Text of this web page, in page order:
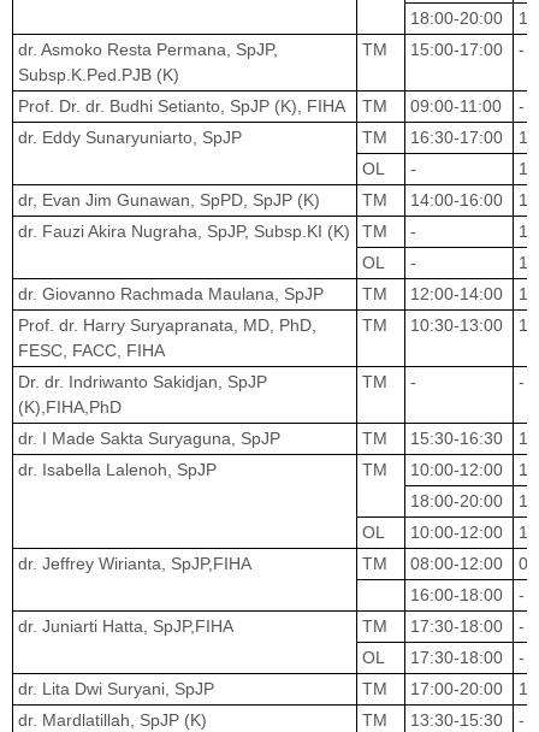
18:00-20:00
dr. Asmoko Resta Permana, SpJP,
Subsp.K.Ped.PJB (K)
TM 15:00-17:00 -
Prof. Dr. dr. Budhi Setianto, SpJP (K), FIHA TM 09:00-11:00
-
dr. Eddy Sunaryuniarto, SpJP
TM 16:30-17:00
OL
-
dr, Evan Jim Gunawan, SpPD, SpJP (K)
TM 14:00-16:00
dr. Fauzi Akira Nugraha, SpJP, Subsp.KI (K)
TM -
OL
-
dr. Giovanno Rachmada Maulana, SpJP
TM 12:00-14:00
Prof. dr. Harry Suryapranata, MD, PhD,
FESC, FACC, FIHA
TM 10:30-13:00
Dr. dr. Indriwanto Sakidjan, SpJP
(K),FIHA,PhD
TM - -
dr. I Made Sakta Suryaguna, SpJP TM 15:30-16:30
dr. Isabella Lalenoh, SpJP
TM 10:00-12:00
18:00-20:00
OL
10:00-12:00
dr. Jeffrey Wirianta, SpJP,FIHA
TM 08:00-12:00
16:00-18:00
-
dr. Juniarti Hatta, SpJP,FIHA
TM 17:30-18:00
-
OL
17:30-18:00
-
dr. Lita Dwi Suryani, SpJP
TM 17:00-20:00
dr. Mardlatillah, SpJP (K)
TM 13:30-15:30
-